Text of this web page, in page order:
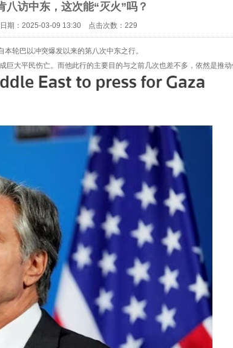
八访中东，这次能“灭火”吗？
期：2025-03-09 13:30 点击次数：229
巴以冲突爆发以来的第八次中东之行。
平民伤亡。而他此行的主要目的与之前几次也差不多，依然是推动